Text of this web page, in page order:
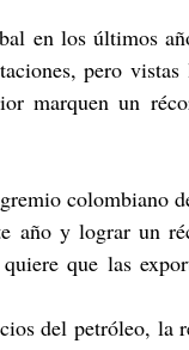
en los últimos
pero
marquen un
colombiano
año y lograr un
que las
del petróleo, la